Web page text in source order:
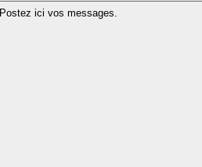
Postez ici vos messages.